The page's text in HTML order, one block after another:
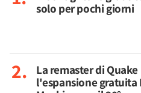
solo per pochi giorni
La remaster di
l'espansione gratuita